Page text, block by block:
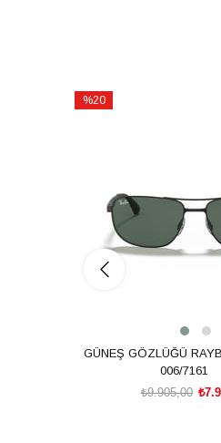
%20
GÜNEŞ GÖZLÜĞÜ
006/7161
₺9.905,00